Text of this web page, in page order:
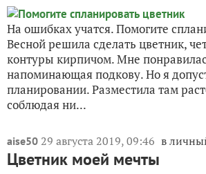
На ошибках учатся. Помогите
Весной решила сделать цветник,
контуры кирпичом. Мне
напоминающая подкову. Но я
планировании. Разместила там
соблюдая ни...
aise50 29 августа 2019, 09:46 в
Цветник моей мечты